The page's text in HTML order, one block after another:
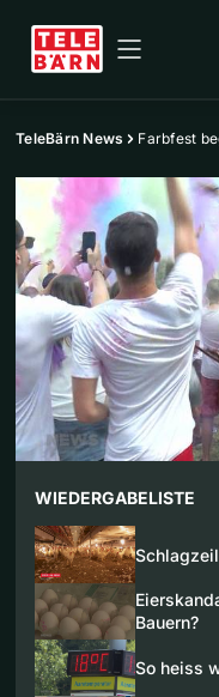
TeleBärn News Farbfest
WIEDERGABELISTE
Bauern?
So heiss